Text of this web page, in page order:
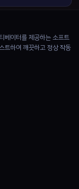
베이터를 제공하는 소프트
트하여 깨끗하고 정상 작동